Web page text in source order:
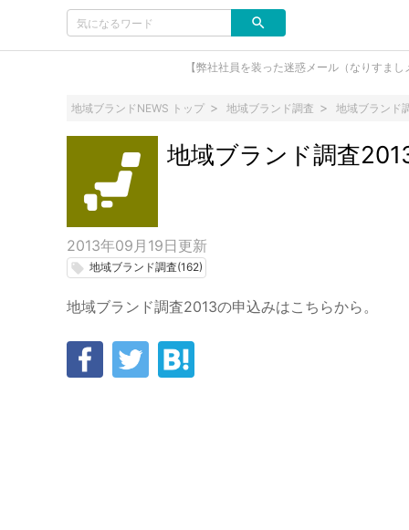
【弊社社員を装った迷惑メール（なりすま
地域ブランドNEWS トップ 地域ブランド調査 地域ブランド
地域ブランド調査
2013年09月19日 更新
local_offer 地域ブランド調査(162)
地域ブランド調査2013の申込みはこちらから。